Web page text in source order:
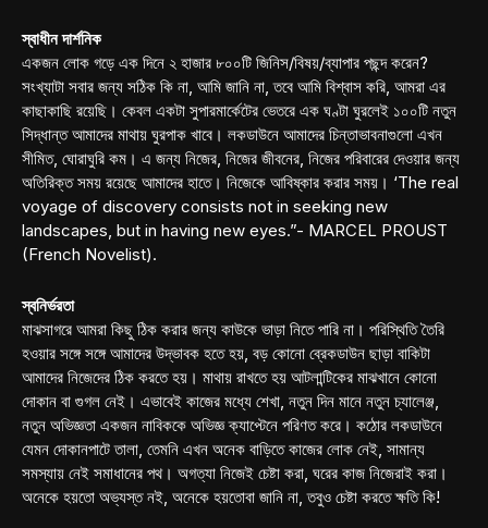
স্বাধীন দার্শনিক
একজন লোক গড়ে এক দিনে ২ হাজার ৮০০টি জিনিস/বিষয়/ব্যাপার পছন্দ করেন?
সংখ্যাটা সবার জন্য সঠিক কি না, আমি জানি না, তবে আমি বিশ্বাস করি, আমরা এর
কাছাকাছি রয়েছি। কেবল একটা সুপারমার্কেটের ভেতরে এক ঘণ্টা ঘুরলেই ১০০টি নতুন
সিদ্ধান্ত আমাদের মাথায় ঘুরপাক খাবে। লকডাউনে আমাদের চিন্তাভাবনাগুলো এখন
সীমিত, ঘোরাঘুরি কম। এ জন্য নিজের, নিজের জীবনের, নিজের পরিবারের দেওয়ার জন্য
অতিরিক্ত সময় রয়েছে আমাদের হাতে। নিজেকে আবিষ্কার করার সময়। ‘The real
voyage of discovery consists not in seeking new
landscapes, but in having new eyes.”- MARCEL PROUST
(French Novelist).
স্বনির্ভরতা
মাঝসাগরে আমরা কিছু ঠিক করার জন্য কাউকে ভাড়া নিতে পারি না। পরিস্থিতি তৈরি
হওয়ার সঙ্গে সঙ্গে আমাদের উদ্ভাবক হতে হয়, বড় কোনো ব্রেকডাউন ছাড়া বাকিটা
আমাদের নিজেদের ঠিক করতে হয়। মাথায় রাখতে হয় আটলান্টিকের মাঝখানে কোনো
দোকান বা গুগল নেই। এভাবেই কাজের মধ্যে শেখা, নতুন দিন মানে নতুন চ্যালেঞ্জ,
নতুন অভিজ্ঞতা একজন নাবিককে অভিজ্ঞ ক্যাপ্টেনে পরিণত করে। কঠোর লকডাউনে
যেমন দোকানপাটে তালা, তেমনি এখন অনেক বাড়িতে কাজের লোক নেই, সামান্য
সমস্যায় নেই সমাধানের পথ। অগত্যা নিজেই চেষ্টা করা, ঘরের কাজ নিজেরাই করা।
অনেকে হয়তো অভ্যস্ত নই, অনেকে হয়তোবা জানি না, তবুও চেষ্টা করতে ক্ষতি কি!